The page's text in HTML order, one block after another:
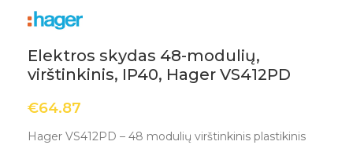
Elektros skydas 48-modulių,
virštinkinis, IP40, Hager VS412PD
€64.87
Hager VS412PD – 48 modulių virštinkinis plastikinis